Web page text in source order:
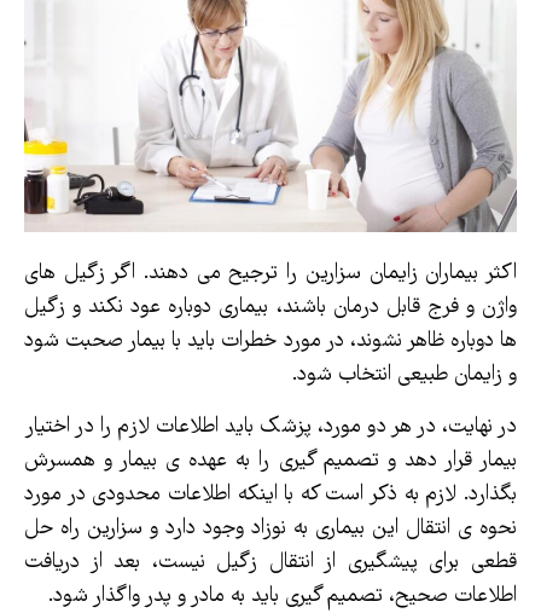
اکثر بیماران زایمان سزارین را ترجیح می دهند. اگر زگیل های
واژن و فرج قابل درمان باشند، بیماری دوباره عود نکند و زگیل
ها دوباره ظاهر نشوند، در مورد خطرات باید با بیمار صحبت شود
و زایمان طبیعی انتخاب شود.
در نهایت، در هر دو مورد، پزشک باید اطلاعات لازم را در اختیار
بیمار قرار دهد و تصمیم گیری را به عهده ی بیمار و همسرش
بگذارد. لازم به ذکر است که با اینکه اطلاعات محدودی در مورد
نحوه ی انتقال این بیماری به نوزاد وجود دارد و سزارین راه حل
قطعی برای پیشگیری از انتقال زگیل نیست، بعد از دریافت
اطلاعات صحیح، تصمیم گیری باید به مادر و پدر واگذار شود.